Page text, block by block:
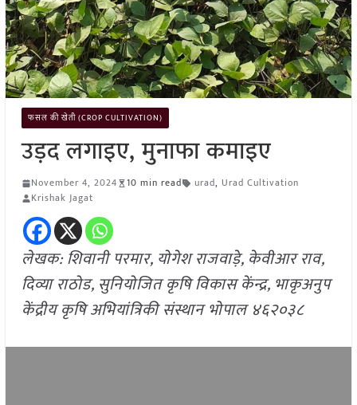
फसल की खेती (CROP CULTIVATION)
उड़द लगाइए, मुनाफा कमाइए
November 4, 2024 10 min read urad, Urad Cultivation
Krishak Jagat
लेखक: शिवानी परमार, योगेश राजवाड़े, केवीआर राव,
दिव्या राठोड, सुनियोजित कृषि विकास केंन्द्र, भाकृअनुप
केंद्रीय कृषि अभियांत्रिकी संस्थान भोपाल ४६२०३८